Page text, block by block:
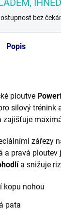
bez
Popis
ploutve
silový trénink
zajišťuje
zářezy
a pravá
a snižuje
kopu nohou
pata